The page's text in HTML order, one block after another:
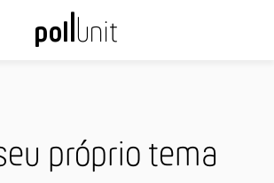
próprio tema